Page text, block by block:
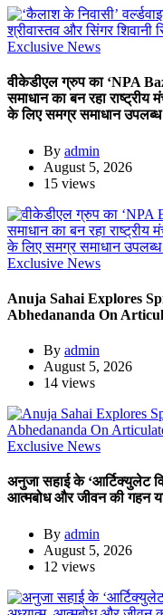
Exclusive News
वीकेडीएल ग्रुप का ‘NPA
समाधान का बन रहा राष्ट्रीय
के लिए समग्र समाधान
By admin
August 5, 2026
15 views
Exclusive News
Anuja Sahai Explores
Abhedananda On
By admin
August 5, 2026
14 views
Exclusive News
अनुजा सहाई के ‘आर्टिक्युलेट
आत्मबोध और जीवन की गहन
By admin
August 5, 2026
12 views